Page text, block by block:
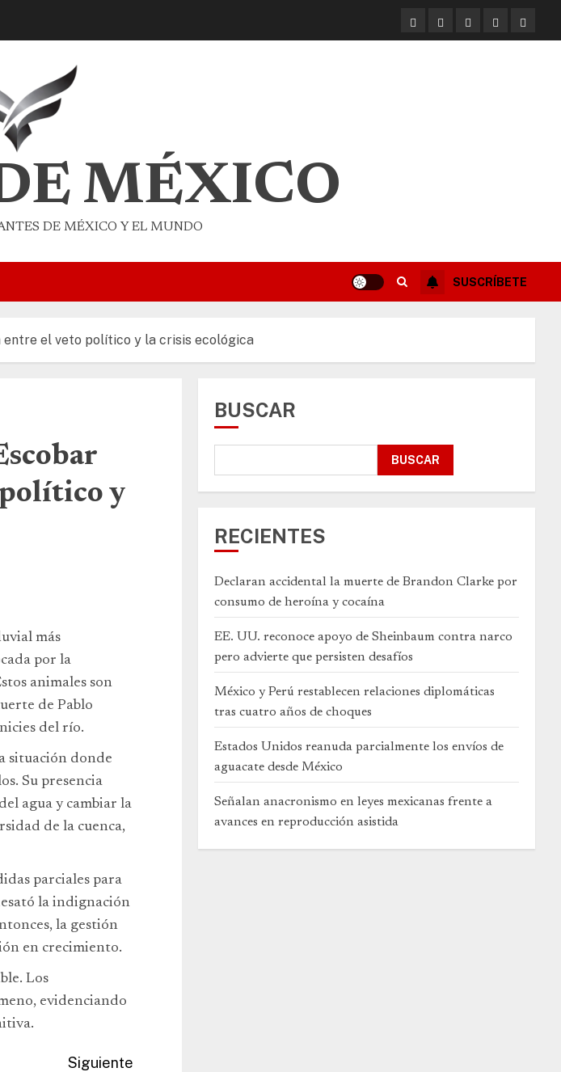
MÉXICO
DE MÉXICO Y EL MUNDO
SUSCRÍBETE
entre el veto político y la crisis ecológica
y
más
por la
animales son
de Pablo
del río.
situación donde
Su presencia
agua y cambiar la
de la cuenca,
parciales para
la indignación
la gestión
en crecimiento.
Los
evidenciando
Siguiente
BUSCAR
BUSCAR
RECIENTES
Declaran accidental la muerte de Brandon Clarke por
consumo de heroína y cocaína
EE. UU. reconoce apoyo de Sheinbaum contra narco
pero advierte que persisten desafíos
México y Perú restablecen relaciones diplomáticas
tras cuatro años de choques
Estados Unidos reanuda parcialmente los envíos de
aguacate desde México
Señalan anacronismo en leyes mexicanas frente a
avances en reproducción asistida